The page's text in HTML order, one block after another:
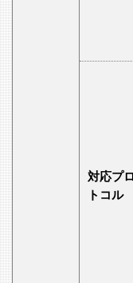
対応プロ
トコル